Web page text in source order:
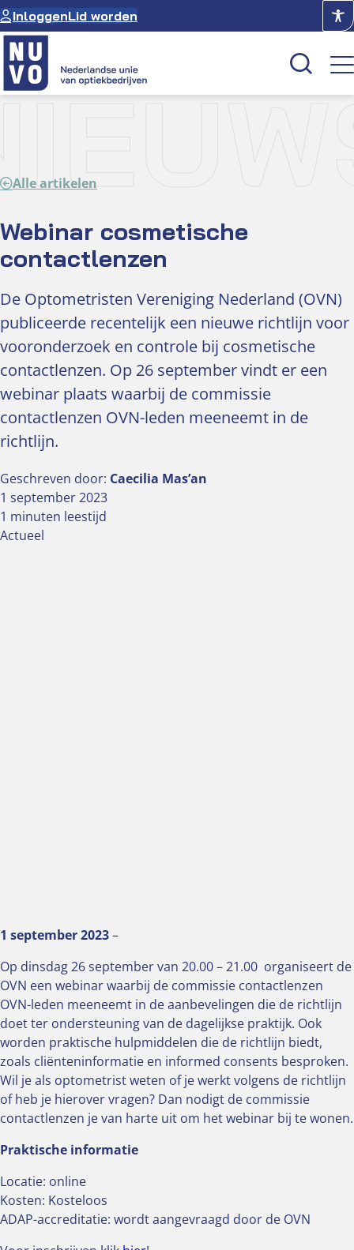
Ga
naar
de
inhoud
InloggenLid worden
Over NUVO
Alle artikelen
Webinar cosmetische
contactlenzen
De Optometristen Vereniging Nederland (OVN)
publiceerde recentelijk een nieuwe richtlijn voor
vooronderzoek en controle bij cosmetische
contactlenzen. Op 26 september vindt er een
webinar plaats waarbij de commissie
contactlenzen OVN-leden meeneemt in de
richtlijn.
Geschreven door: Caecilia Mas’an
1 september 2023
1 minuten leestijd
Actueel
1 september 2023–
Op dinsdag 26 september van 20.00 – 21.00 organiseert de
OVN een webinar waarbij de commissie contactlenzen
OVN-leden meeneemt in de aanbevelingen die de richtlijn
doet ter ondersteuning van de dagelijkse praktijk. Ook
worden praktische hulpmiddelen die de richtlijn biedt,
zoals cliënteninformatie en informed consents besproken.
Wil je als optometrist weten of je werkt volgens de richtlijn
of heb je hierover vragen? Dan nodigt de commissie
contactlenzen je van harte uit om het webinar bij te wonen.
Praktische informatie
Locatie: online
Kosten: Kosteloos
ADAP-accreditatie: wordt aangevraagd door de OVN